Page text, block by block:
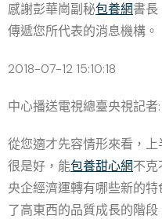
感謝彭華崗副秘包養網書長
傳遞您所代表的消息機構。
2018-07-12 15:10:18
中心播送電視總臺央視記者:
從您適才先容情形來看，
很是好，能包養甜心網不克
央企經濟運轉有哪些新的
了高東西的品質成長的階